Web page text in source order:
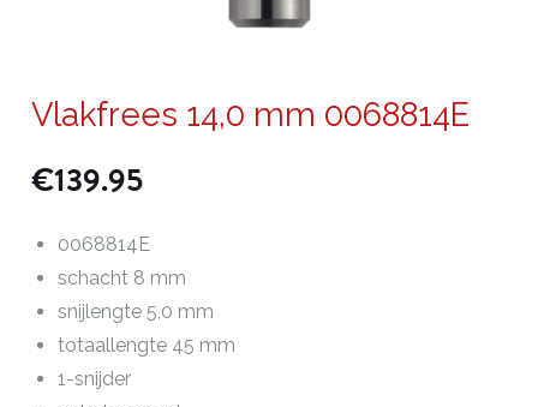
Vlakfrees 14,0 mm 0068814E
€139.95
0068814E
schacht 8 mm
snijlengte 5,0 mm
totaallengte 45 mm
1-snijder